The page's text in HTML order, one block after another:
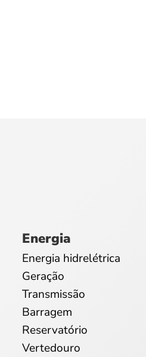
Energia
Energia hidrelétrica
Geração
Transmissão
Barragem
Reservatório
Vertedouro